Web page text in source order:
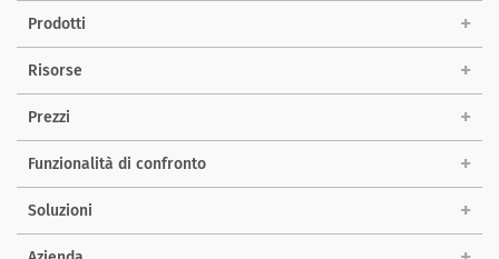
Prodotti
Risorse
Prezzi
Funzionalità di confronto
Soluzioni